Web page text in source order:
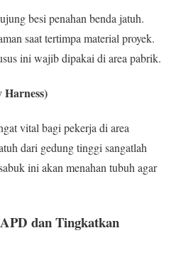
besi penahan benda jatuh.
saat tertimpa material proyek.
ini wajib dipakai di area pabrik.
Harness)
vital bagi pekerja di area
dari gedung tinggi sangatlah
ini akan menahan tubuh agar
dan Tingkatkan